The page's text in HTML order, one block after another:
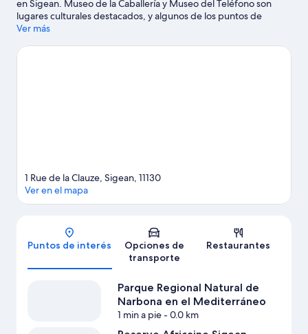
en Sigean. Museo de la Caballería y Museo del Teléfono son
lugares culturales destacados, y algunos de los puntos de
interés del área incluyen Reserve Africaine Sigean (reserva) y
Aquajet Parque Canaima, o asiste a un evento o partido en
Ver más
Mapa
1 Rue de la Clauze, Sigean, 11130
Ver en el mapa
Puntos de interés
Opciones de
transporte
Restaurantes
Parque Regional Natural de
Narbona en el Mediterráneo
1 min a pie- 0.0 km